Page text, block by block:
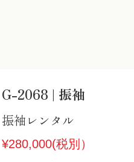
G-2068 | 振袖
振袖レンタル
¥280,000(税別）